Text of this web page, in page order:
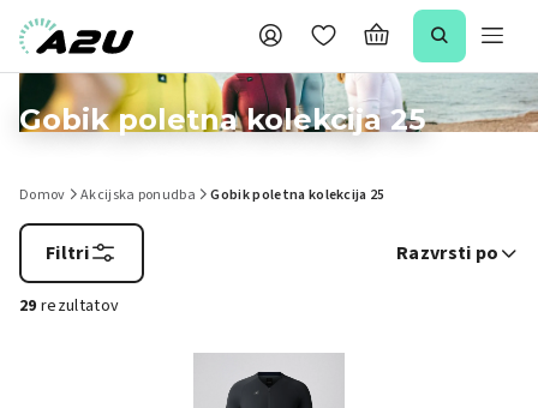
Gobik poletna kolekcija 25
Domov Akcijska ponudba Gobik poletna kolekcija 25
Filtri
29 rezultatov
Razvrsti po